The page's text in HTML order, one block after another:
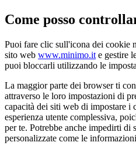
Come posso
Puoi fare clic sull'icona dei cookie
sito web www.minimo.it e gestire
puoi bloccarli utilizzando le
La maggior parte dei browser ti
attraverso le loro impostazioni di
capacità dei siti web di impostare i
esperienza utente complessiva,
per te. Potrebbe anche impedirti di
personalizzate come le